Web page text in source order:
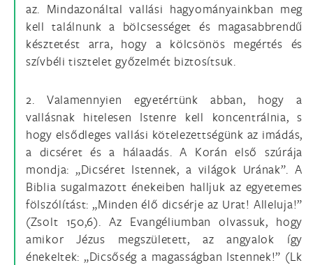
az. Mindazonáltal vallási hagyományainkban meg
kell találnunk a bölcsességet és magasabbrendű
késztetést arra, hogy a kölcsönös megértés és
szívbéli tisztelet győzelmét biztosítsuk.
2. Valamennyien egyetértünk abban, hogy a
vallásnak hitelesen Istenre kell koncentrálnia, s
hogy elsődleges vallási kötelezettségünk az imádás,
a dicséret és a hálaadás. A Korán első szúrája
mondja: „Dicséret Istennek, a világok Urának”. A
Biblia sugalmazott énekeiben halljuk az egyetemes
fölszólítást: „Minden élő dicsérje az Urat! Alleluja!”
(Zsolt 150,6). Az Evangéliumban olvassuk, hogy
amikor Jézus megszületett, az angyalok így
énekeltek: „Dicsőség a magasságban Istennek!” (Lk